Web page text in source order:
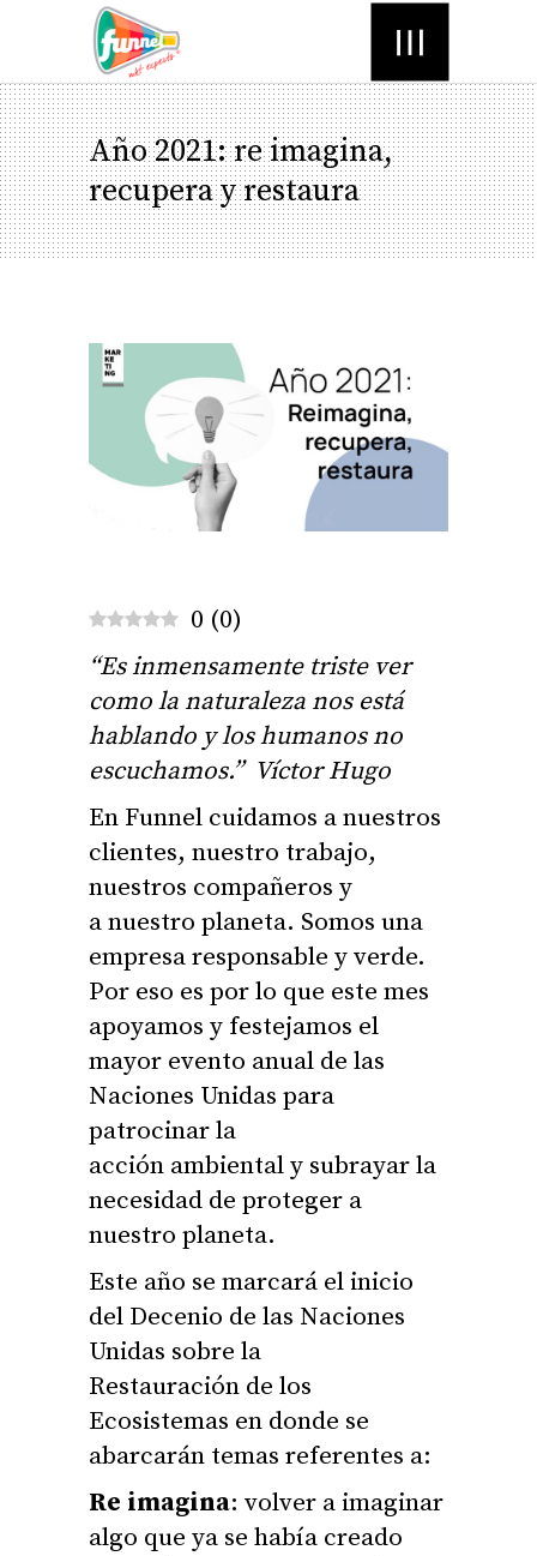
Año 2021: re imagina,
recupera y restaura
0 (0)
“Es inmensamente triste ver
como la naturaleza nos está
hablando y los humanos no
escuchamos.” Víctor Hugo
En Funnel cuidamos a nuestros
clientes, nuestro trabajo,
nuestros compañeros y
a nuestro planeta. Somos una
empresa responsable y verde.
Por eso es por lo que este mes
apoyamos y festejamos el
mayor evento anual de las
Naciones Unidas para
patrocinar la
acción ambiental y subrayar la
necesidad de proteger a
nuestro planeta.
Este año se marcará el inicio
del Decenio de las Naciones
Unidas sobre la
Restauración de los
Ecosistemas en donde se
abarcarán temas referentes a:
Re imagina: volver a imaginar
algo que ya se había creado